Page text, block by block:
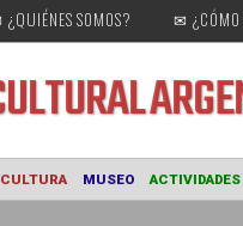
SOMOS? ✉ ¿CÓMO
CULTURAL
CULTURA MUSEO